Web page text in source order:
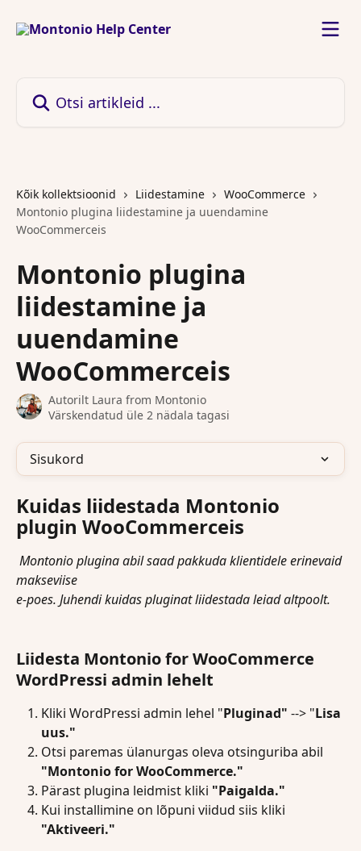
Kõik kollektsioonid Liidestamine
WooCommerce
Montonio plugina liidestamine ja uuendamine
WooCommerceis
Montonio plugina
liidestamine ja
uuendamine
WooCommerceis
Autorilt Laura from Montonio
Värskendatud üle 2 nädala tagasi
Sisukord
Kuidas liidestada Montonio
plugin WooCommerceis
makseviise
e-poes. Juhendi kuidas pluginat liidestada leiad altpoolt.
Liidesta Montonio for WooCommerce
WordPressi admin lehelt
Kliki WordPressi admin lehel "Pluginad" --> "Lisa
uus."
Otsi paremas ülanurgas oleva otsinguriba abil
"Montonio for WooCommerce."
Pärast plugina leidmist kliki "Paigalda."
Kui installimine on lõpuni viidud siis kliki
"Aktiveeri."